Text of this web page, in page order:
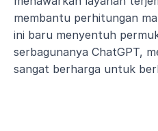
membantu perhitungan
ini baru menyentuh
serbagunanya ChatGPT,
sangat berharga untuk